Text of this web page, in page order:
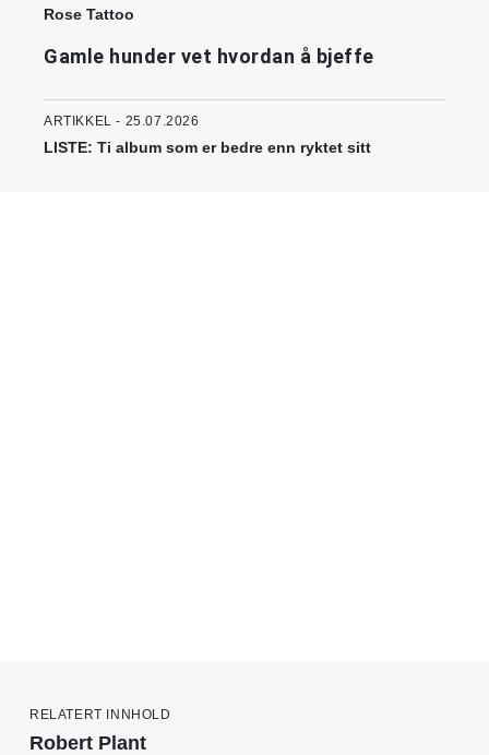
Rose Tattoo
Gamle hunder vet hvordan å bjeffe
ARTIKKEL - 25.07.2026
LISTE: Ti album som er bedre enn ryktet sitt
RELATERT INNHOLD
Robert Plant